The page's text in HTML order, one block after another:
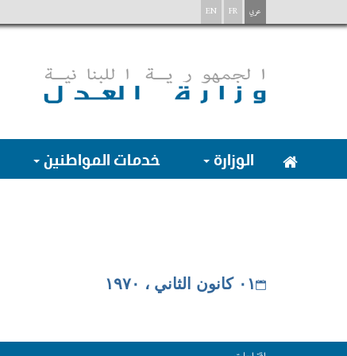
EN FR عربي
الوزارة خدمات المواطنين
٠١ كانون الثاني ، ١٩٧٠